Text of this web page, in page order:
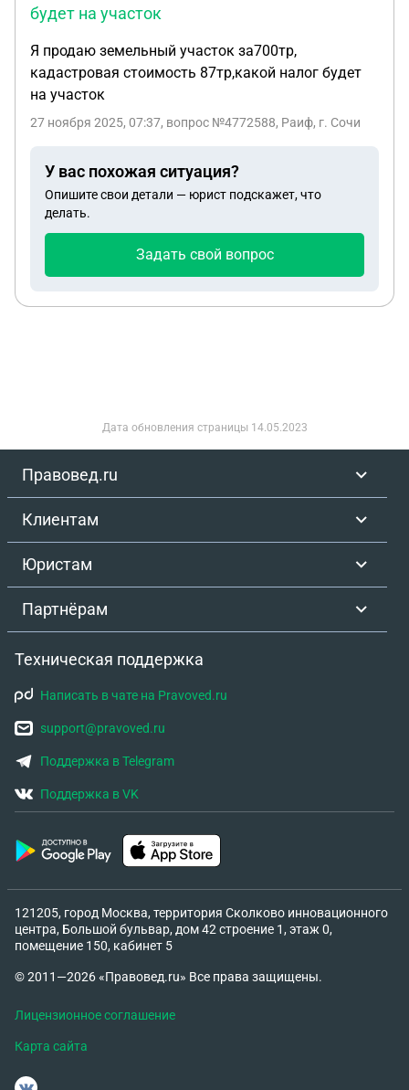
будет на участок
Я продаю земельный участок за700тр,
кадастровая стоимость 87тр,какой налог будет
на участок
27 ноября 2025, 07:37, вопрос №4772588, Раиф, г. Сочи
У вас похожая ситуация?
Опишите свои детали — юрист подскажет, что
делать.
Задать свой вопрос
Дата обновления страницы 14.05.2023
Правовед.ru
Клиентам
Юристам
Партнёрам
Техническая поддержка
Написать в чате на Pravoved.ru
support@pravoved.ru
Поддержка в Telegram
Поддержка в VK
121205, город Москва, территория Сколково инновационного
центра, Большой бульвар, дом 42 строение 1, этаж 0,
помещение 150, кабинет 5
© 2011—2026 «Правовед.ru» Все права защищены.
Лицензионное соглашение
Карта сайта